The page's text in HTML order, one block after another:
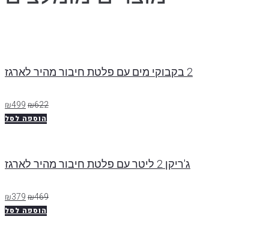
2 בקבוקי מים עם פלטת חיבור מהיר לארגז
₪622
₪499
הוספה לסל
ג'ריקן 2 ליטר עם פלטת חיבור מהיר לארגז
₪469
₪379
הוספה לסל